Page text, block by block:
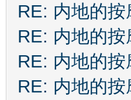
RE: 内地的
RE: 内地的
RE: 内地的
RE: 内地的